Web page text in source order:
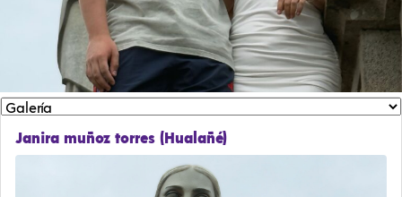
Janira muñoz torres (Hualañé)